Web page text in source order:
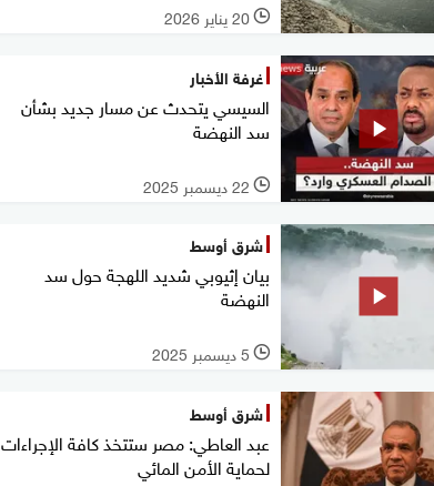
l 20 يناير 2026
غرفة الأخبار
السيسي يتحدث عن مسار جديد بشأن
سد النهضة
l 22 ديسمبر 2025
شرق أوسط
بيان إثيوبي شديد اللهجة حول سد
النهضة
l 5 ديسمبر 2025
شرق أوسط
عبد العاطي: مصر ستتخذ كافة الإجراءات
لحماية الأمن المائي